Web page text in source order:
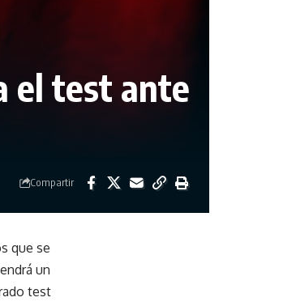
el test ante
Compartir
que se
un
test